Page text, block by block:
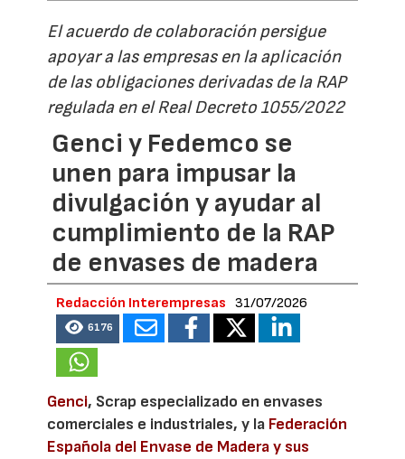
El acuerdo de colaboración persigue
apoyar a las empresas en la aplicación
de las obligaciones derivadas de la RAP
regulada en el Real Decreto 1055/2022
Genci y Fedemco se
unen para impusar la
divulgación y ayudar al
cumplimiento de la RAP
de envases de madera
Redacción Interempresas 31/07/2026
6176
Genci, Scrap especializado en envases
comerciales e industriales, y la Federación
Española del Envase de Madera y sus